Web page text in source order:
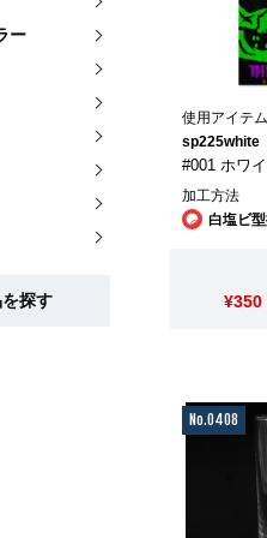
ー
探す
使用アイテ
sp225white
#001 ホワ
加工方法
白塩ビ
¥350
No.0408